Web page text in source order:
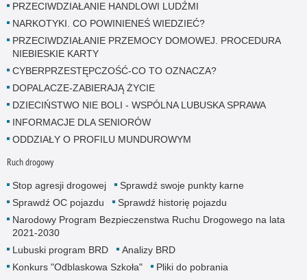
PRZECIWDZIAŁANIE HANDLOWI LUDŹMI
NARKOTYKI. CO POWINIENEŚ WIEDZIEĆ?
PRZECIWDZIAŁANIE PRZEMOCY DOMOWEJ. PROCEDURA
NIEBIESKIE KARTY
CYBERPRZESTĘPCZOŚĆ-CO TO OZNACZA?
DOPALACZE-ZABIERAJĄ ŻYCIE
DZIECIŃSTWO NIE BOLI - WSPÓLNA LUBUSKA SPRAWA
INFORMACJE DLA SENIORÓW
ODDZIAŁY O PROFILU MUNDUROWYM
Ruch drogowy
Stop agresji drogowej
Sprawdź swoje punkty karne
Sprawdź OC pojazdu
Sprawdź historię pojazdu
Narodowy Program Bezpieczenstwa Ruchu Drogowego na lata
2021-2030
Lubuski program BRD
Analizy BRD
Konkurs "Odblaskowa Szkoła"
Pliki do pobrania